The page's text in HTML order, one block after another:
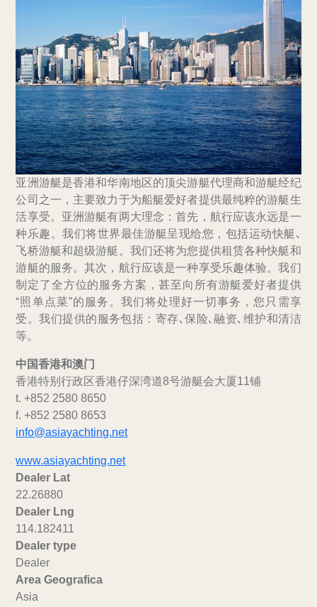
亚洲游艇是香港和华南地区的顶尖游艇代理商和游艇经纪
公司之一，主要致力于为船艇爱好者提供最纯粹的游艇生
活享受。亚洲游艇有两大理念：首先，航行应该永远是一
种乐趣。我们将世界最佳游艇呈现给您，包括运动快艇､
飞桥游艇和超级游艇。我们还将为您提供租赁各种快艇和
游艇的服务。其次，航行应该是一种享受乐趣体验。我们
制定了全方位的服务方案，甚至向所有游艇爱好者提供
“照单点菜”的服务。我们将处理好一切事务，您只需享
受。我们提供的服务包括：寄存､保险､融资､维护和清洁
等。
中国香港和澳门
香港特别行政区香港仔深湾道8号游艇会大厦11铺
t. +852 2580 8650
f. +852 2580 8653
info@asiayachting.net
www.asiayachting.net
Dealer Lat
22.26880
Dealer Lng
114.182411
Dealer type
Dealer
Area Geografica
Asia